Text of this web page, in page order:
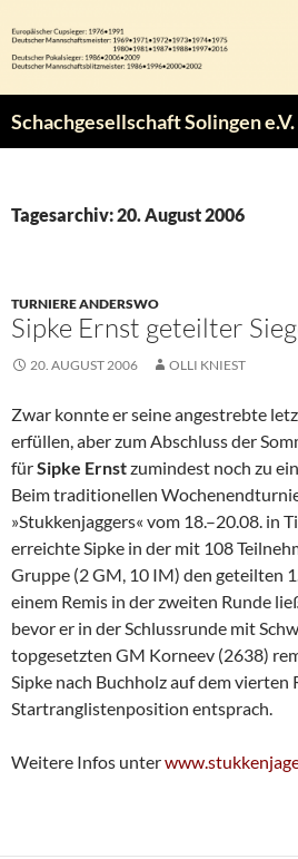
Inhalt
springen
Schachgesellschaft Solingen e.V.
Tagesarchiv: 20. August 2006
TURNIERE ANDERSWO
Sipke Ernst geteilter
20. AUGUST 2006 OLLI KNIEST
Zwar konnte er seine angestrebte
erfüllen, aber zum Abschluss der
fürSipke Ernstzumindest noch zu
Beim traditionellen
»Stukkenjaggers« vom 18.–20.08. in
erreichte Sipke in der mit 108
Gruppe (2 GM, 10 IM) den geteilten
einem Remis in der zweiten Runde
bevor er in der Schlussrunde mit
topgesetzten GM Korneev (2638)
Sipke nach Buchholz auf dem vierten
Startranglistenposition entsprach.
Weitere Infos unter